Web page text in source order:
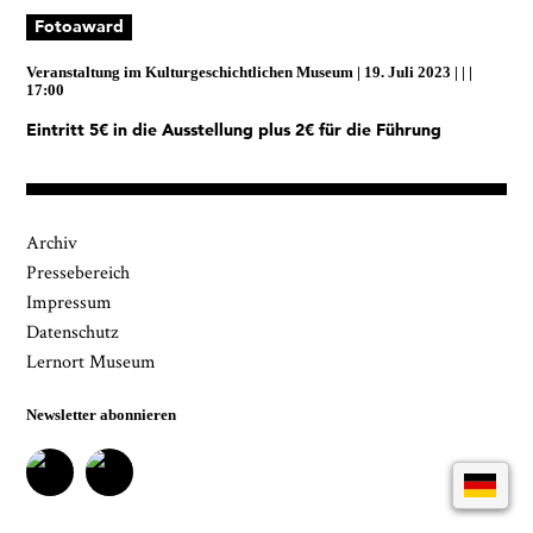
Fotoaward
Veranstaltung imKulturgeschichtlichen Museum 19. Juli 2023
17:00
Eintritt 5€ in die Ausstellung plus 2€ für die Führung
Archiv
Pressebereich
Impressum
Datenschutz
Lernort Museum
Newsletter abonnieren
Museumsquartiers Osnabrück löschen lassen. Es
besteht ein Beschwerderecht bei einer
Aufsichtsbehörde für Datenschutz. Weitere
* notwendige Angaben